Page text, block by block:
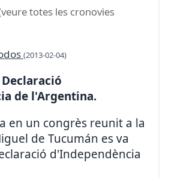
totes les cronovies
(2013-02-04)
de l'Argentina.
en un congrès reunit a la
de Tucumán es va
d'Independència